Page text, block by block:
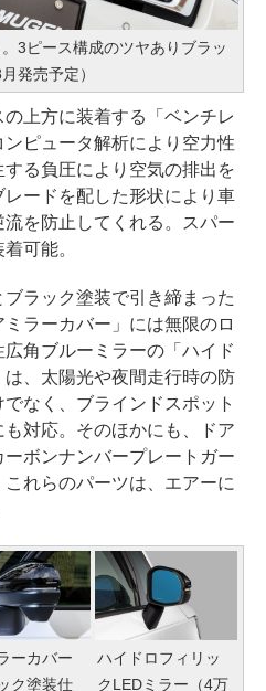
3ピース構成のツヤありブラッ
発売予定）
上方に装着する「ベンチレ
ピュータ解析により空力性
る負圧により空気の排出を
ードを配した形状により車
を防止してくれる。スパー
可能。
ラック塗装で引き締まった
ラーカバー」には無限のロ
角ブルーミラーの「ハイド
、太陽光や夜間走行時の防
なく、ブラインドスポット
対応。そのほかにも、ドア
ボンナンバープレートガー
れらのパーツは、エアーに
ーカバー
ク塗装仕
ハイドロフィリッ
クLEDミラー（4万